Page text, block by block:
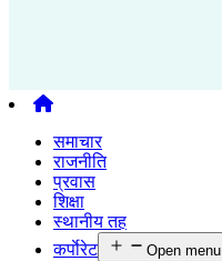
समाचार
राजनीति
प्रवास
शिक्षा
स्थानीय तह
कर्पाेरेट
Open menu